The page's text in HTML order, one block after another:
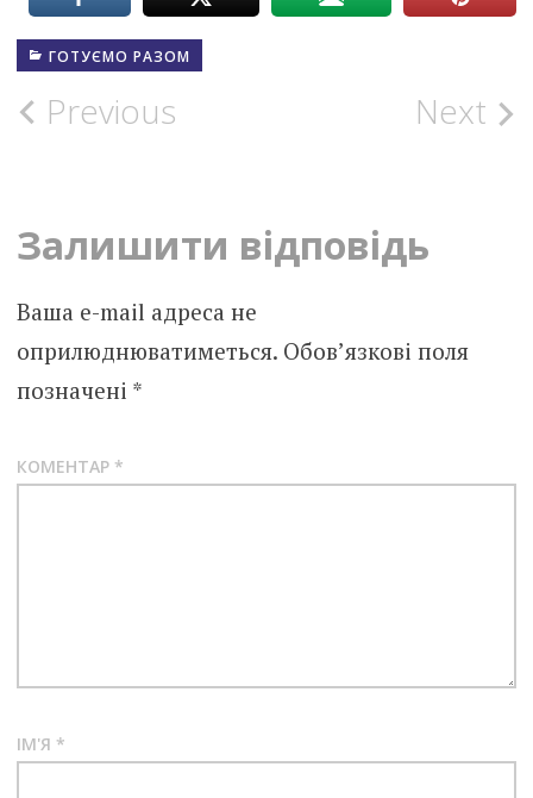
ГОТУЄМО РАЗОМ
Post
Previous Next
Залишити відповідь
Ваша e-mail адреса не
оприлюднюватиметься. Обов’язкові поля
позначені *
КОМЕНТАР *
ІМ'Я *